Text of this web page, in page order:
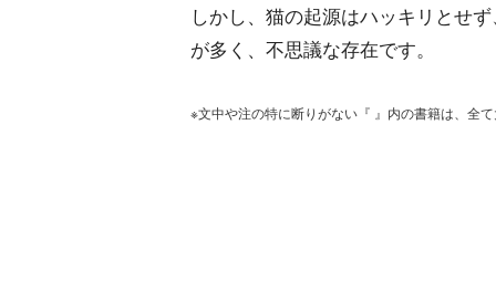
しかし、猫の起源はハッキリとせ
が多く、不思議な存在です。
※文中や注の特に断りがない『 』内の書籍は、全